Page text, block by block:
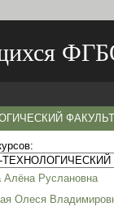
Алёна Руслановна
Олеся